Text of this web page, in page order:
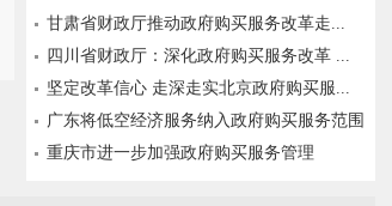
甘肃省财政厅推动政府购买服务改革走...
四川省财政厅：深化政府购买服务改革 ...
坚定改革信心 走深走实北京政府购买服...
广东将低空经济服务纳入政府购买服务范围
重庆市进一步加强政府购买服务管理